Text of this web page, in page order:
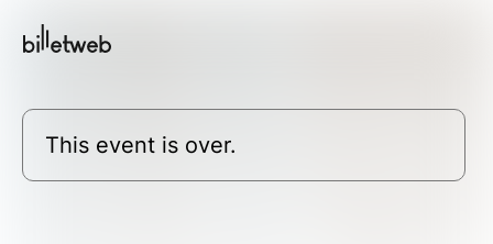
This event is over.